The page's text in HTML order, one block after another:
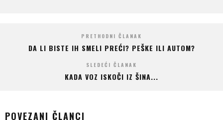
PRETHODNI ČLANAK
DA LI BISTE IH SMELI PREĆI? PEŠKE ILI AUTOM?
SLEDEĆI ČLANAK
KADA VOZ ISKOČI IZ ŠINA...
POVEZANI ČLANCI